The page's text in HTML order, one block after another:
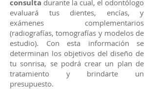
consulta durante la cual, el odontólogo
evaluará tus dientes, encías, y
exámenes complementarios
(radiografías, tomografías y modelos de
estudio). Con esta información se
determinan los objetivos del diseño de
tu sonrisa, se podrá crear un plan de
tratamiento y brindarte un
presupuesto.